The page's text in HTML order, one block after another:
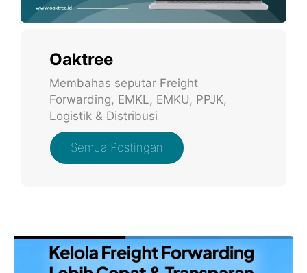
Oaktree
Membahas seputar Freight
Forwarding, EMKL, EMKU, PPJK,
Logistik & Distribusi
Semua Postingan